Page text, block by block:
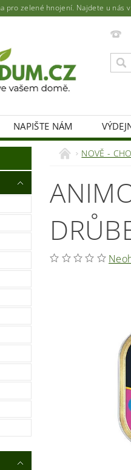
zelené hnojení. Najdete u nás
NAPIŠTE NÁM
NOVĚ -